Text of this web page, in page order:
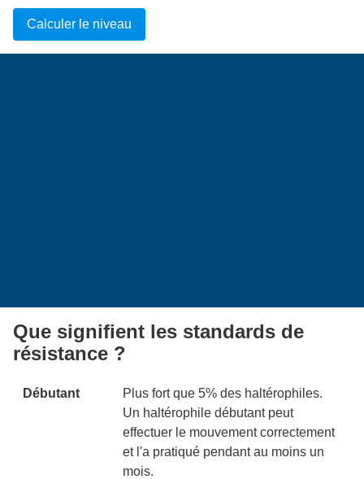
Calculer le niveau
Que signifient les standards de
résistance ?
Débutant
Plus fort que 5% des haltérophiles.
Un haltérophile débutant peut
effectuer le mouvement correctement
et l'a pratiqué pendant au moins un
mois.